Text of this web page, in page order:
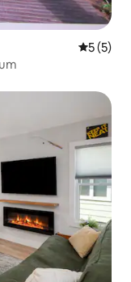
5 av 5 i
5 (5)